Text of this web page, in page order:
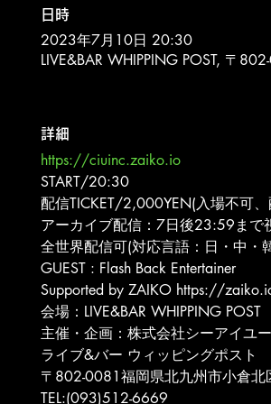
日時
2023年7月10日 20:30
LIVE&BAR WHIPPING POST, 〒
詳細
https://ciuinc.zaiko.io
START/20:30
配信TICKET/2,000YEN(入場不可
アーカイブ配信：7日後23:59まで
全世界配信可(対応言語：日・中・
GUEST : Flash Back Entertainer
Supported by ZAIKO https://
会場：LIVE&BAR WHIPPING POST
主催・企画：株式会社シーアイユー
ライブ&バー ウィッピングポスト
〒802-0081福岡県北九州市小倉北
TEL:(093)512-6669